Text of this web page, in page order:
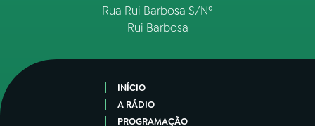
Rua Rui Barbosa S/Nº
Rui Barbosa
INÍCIO
A RÁDIO
PROGRAMAÇÃO